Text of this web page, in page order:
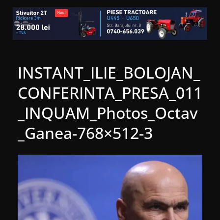
INSTANT_ILIE_BOLOJAN_
CONFERINTA_PRESA_011
_INQUAM_Photos_Octav
_Ganea-768×512-3